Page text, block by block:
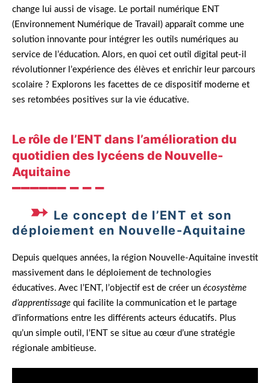
change lui aussi de visage. Le portail numérique ENT
(Environnement Numérique de Travail) apparaît comme une
solution innovante pour intégrer les outils numériques au
service de l’éducation. Alors, en quoi cet outil digital peut-il
révolutionner l’expérience des élèves et enrichir leur parcours
scolaire ? Explorons les facettes de ce dispositif moderne et
ses retombées positives sur la vie éducative.
Le rôle de l’ENT dans l’amélioration du
quotidien des lycéens de Nouvelle-
Aquitaine
Le concept de l’ENT et son
déploiement en Nouvelle-Aquitaine
Depuis quelques années, la région Nouvelle-Aquitaine investit
massivement dans le déploiement de technologies
éducatives. Avec l’ENT, l’objectif est de créer un écosystème
d’apprentissage qui facilite la communication et le partage
d’informations entre les différents acteurs éducatifs. Plus
qu’un simple outil, l’ENT se situe au cœur d’une stratégie
régionale ambitieuse.